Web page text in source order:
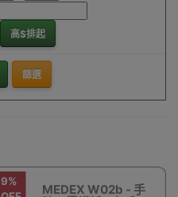
高$排起
篩選
9%
MEDEX W02b - 手